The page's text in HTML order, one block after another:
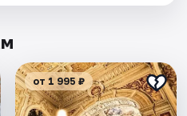
от 1 995 ₽